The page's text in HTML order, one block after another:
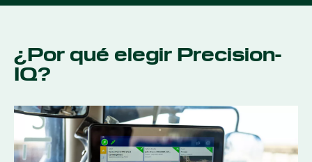
¿Por qué elegir Precision-
IQ?